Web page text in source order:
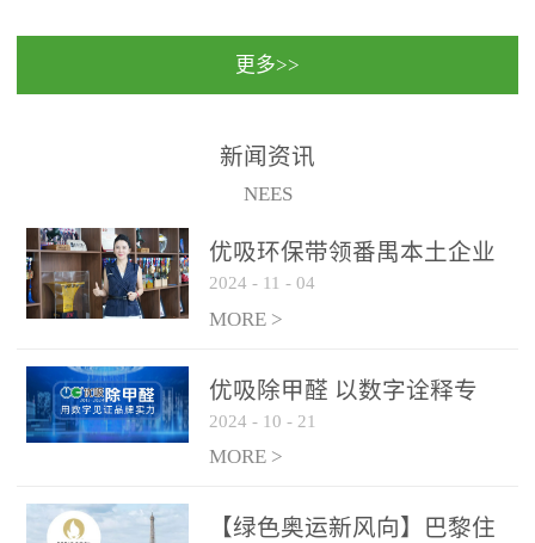
民法院室内除甲醛空气治
保施工日期：2020年1月珠
国家通过设在对外开放口
（及各出入境边防检查
更多>>
新闻资讯
NEES
优吸环保带领番禺本​土企业
勇敢破局向“新”
2024 - 11 - 04
MORE >
优吸除甲醛 以数字诠释专
业，尽显除醛品牌实力！
2024 - 10 - 21
MORE >
【绿色奥运新风向】巴黎住